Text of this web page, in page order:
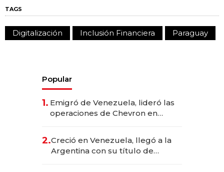
TAGS
Digitalización Inclusión Financiera Paraguay
Popular
1. Emigró de Venezuela, lideró las
operaciones de Chevron en
2.Creció en Venezuela, llegó a la
Argentina con su título de